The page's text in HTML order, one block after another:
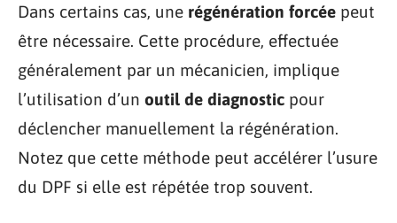
Dans certains cas, une régénération forcée peut
être nécessaire. Cette procédure, effectuée
généralement par un mécanicien, implique
l’utilisation d’un outil de diagnostic pour
déclencher manuellement la régénération.
Notez que cette méthode peut accélérer l’usure
du DPF si elle est répétée trop souvent.